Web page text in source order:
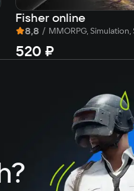
Fisher online
8,8 / MMORPG,
520 ₽